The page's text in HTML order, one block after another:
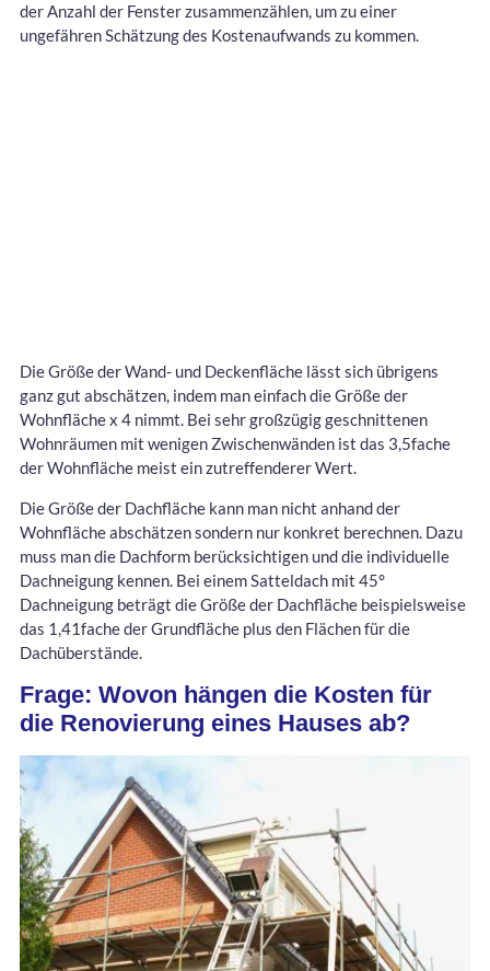
der Anzahl der Fenster zusammenzählen, um zu einer
ungefähren Schätzung des Kostenaufwands zu kommen.
Die Größe der Wand- und Deckenfläche lässt sich übrigens
ganz gut abschätzen, indem man einfach die Größe der
Wohnfläche x 4 nimmt. Bei sehr großzügig geschnittenen
Wohnräumen mit wenigen Zwischenwänden ist das 3,5fache
der Wohnfläche meist ein zutreffenderer Wert.
Die Größe der Dachfläche kann man nicht anhand der
Wohnfläche abschätzen sondern nur konkret berechnen. Dazu
muss man die Dachform berücksichtigen und die individuelle
Dachneigung kennen. Bei einem Satteldach mit 45°
Dachneigung beträgt die Größe der Dachfläche beispielsweise
das 1,41fache der Grundfläche plus den Flächen für die
Dachüberstände.
Frage: Wovon hängen die Kosten für
die Renovierung eines Hauses ab?